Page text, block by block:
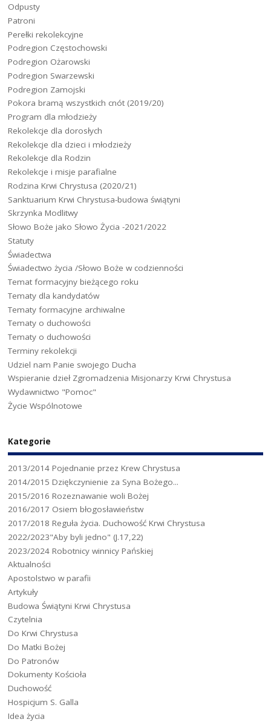
Odpusty
Patroni
Perełki rekolekcyjne
Podregion Częstochowski
Podregion Ożarowski
Podregion Swarzewski
Podregion Zamojski
Pokora bramą wszystkich cnót (2019/20)
Program dla młodzieży
Rekolekcje dla dorosłych
Rekolekcje dla dzieci i młodzieży
Rekolekcje dla Rodzin
Rekolekcje i misje parafialne
Rodzina Krwi Chrystusa (2020/21)
Sanktuarium Krwi Chrystusa-budowa świątyni
Skrzynka Modlitwy
Słowo Boże jako Słowo Życia -2021/2022
Statuty
Świadectwa
Świadectwo życia /Słowo Boże w codzienności
Temat formacyjny bieżącego roku
Tematy dla kandydatów
Tematy formacyjne archiwalne
Tematy o duchowości
Tematy o duchowości
Terminy rekolekcji
Udziel nam Panie swojego Ducha
Wspieranie dzieł Zgromadzenia Misjonarzy Krwi Chrystusa
Wydawnictwo "Pomoc"
Życie Wspólnotowe
Kategorie
2013/2014 Pojednanie przez Krew Chrystusa
2014/2015 Dziękczynienie za Syna Bożego...
2015/2016 Rozeznawanie woli Bożej
2016/2017 Osiem błogosławieństw
2017/2018 Reguła życia. Duchowość Krwi Chrystusa
2022/2023"Aby byli jedno" (J.17,22)
2023/2024 Robotnicy winnicy Pańskiej
Aktualności
Apostolstwo w parafii
Artykuły
Budowa Świątyni Krwi Chrystusa
Czytelnia
Do Krwi Chrystusa
Do Matki Bożej
Do Patronów
Dokumenty Kościoła
Duchowość
Hospicjum S. Galla
Idea życia